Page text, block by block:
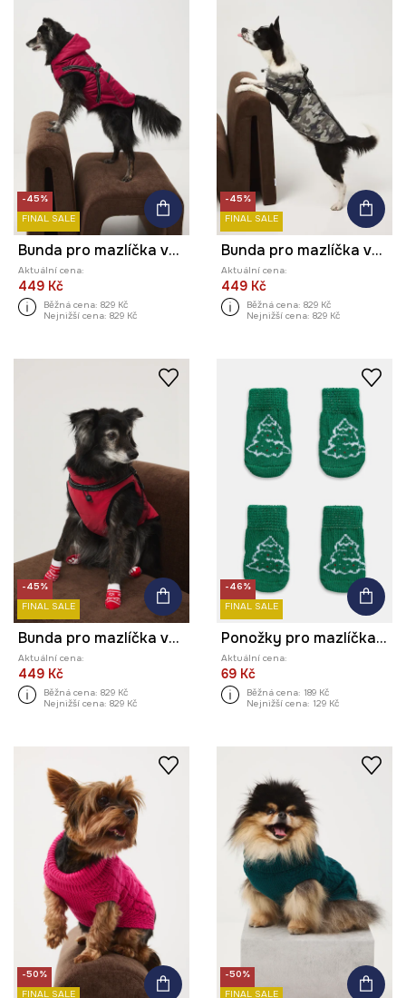
-45%
FINAL SALE
Bunda pro mazlíčka voděodolný povrch
Aktuální cena:
449 Kč
Běžná cena: 829 Kč
Nejnižší cena: 829 Kč
-45%
FINAL SALE
Bunda pro mazlíčka voděodolný povrch
Aktuální cena:
449 Kč
Běžná cena: 829 Kč
Nejnižší cena: 829 Kč
-45%
FINAL SALE
Bunda pro mazlíčka voděodolný povrch
Aktuální cena:
449 Kč
Běžná cena: 829 Kč
Nejnižší cena: 829 Kč
-46%
FINAL SALE
Ponožky pro mazlíčka vánoční
Aktuální cena:
69 Kč
Běžná cena: 189 Kč
Nejnižší cena: 129 Kč
-50%
FINAL SALE
-50%
FINAL SALE